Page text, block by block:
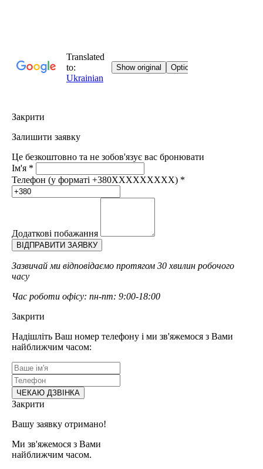
Закрити
Залишити заявку
Це безкоштовно та не зобов'язує вас бронювати
Ім'я *
Телефон (у форматі +380XXXXXXXXX) *
Додаткові побажання
Зазвичай ми відповідаємо протягом 30 хвилин робочого
часу
Час роботи офісу: пн-пт: 9:00-18:00
Закрити
Надішліть Ваш номер телефону і ми зв'яжемося з Вами
найближчим часом:
Закрити
Вашу заявку отримано!
Ми зв'яжемося з Вами
найближчим часом.